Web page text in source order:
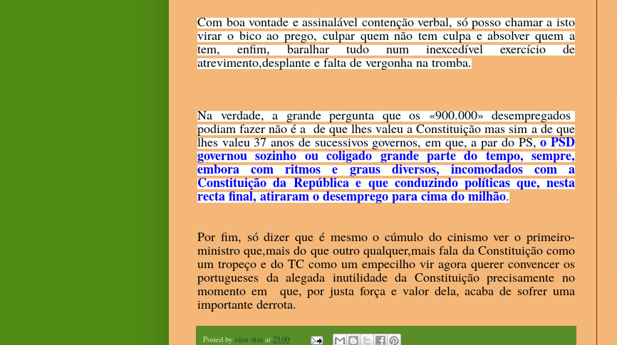
Com boa vontade e assinalável contenção verbal, só posso chamar a isto
virar o bico ao prego, culpar quem não tem culpa e absolver quem a
tem, enfim, baralhar tudo num inexcedível exercício de
atrevimento,desplante e falta de vergonha na tromba.
Na verdade, a grande pergunta que os «900.000» desempregados
podiam fazer não é a de que lhes valeu a Constituição mas sima de que
lhes valeu 37 anos de sucessivos governos, em que, a pardo PS,o PSD
governou sozinho ou coligado grande parte do tempo, sempre,
embora com ritmos e graus diversos, incomodados com a
Constituição daRepública e que conduzindo políticas que, nesta
recta final, atiraram o desemprego para cima do milhão.
Por fim, só dizer que é mesmo o cúmulo do cinismo ver o primeiro-
ministro que,mais do que outro qualquer,mais fala da Constituição como
um tropeço e do TC como um empecilho vir agora querer convencer os
portugueses da alegada inutilidade da Constituição precisamente no
momento em que, por justa força e valor dela, acaba de sofrer uma
importante derrota.
Posted by vítor dias at 23:00